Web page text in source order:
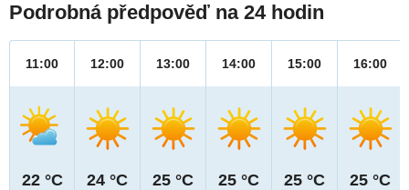
Podrobná předpověď na 24 hodin
11:00
22 °C
12:00
24 °C
13:00
25 °C
14:00
25 °C
15:00
25 °C
16:00
25 °C